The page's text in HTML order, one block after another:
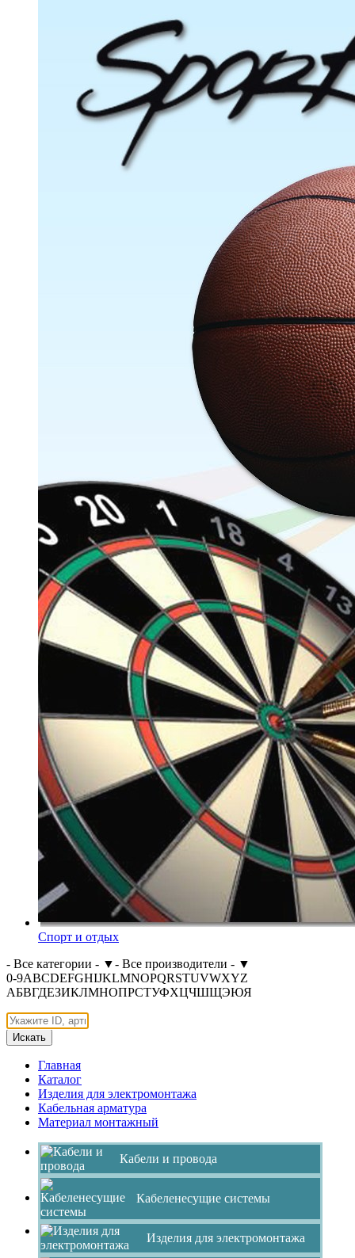
Спорт и отдых
- Все категории - ▼- Все производители - ▼
0-9ABCDEFGHIJKLMNOPQRSTUVWXYZ
АБВГДЕЗИКЛМНОПРСТУФХЦЧШЩЭЮЯ
Искать
Главная
Каталог
Изделия для электромонтажа
Кабельная арматура
Материал монтажный
Кабели и провода
Кабеленесущие системы
Изделия для электромонтажа